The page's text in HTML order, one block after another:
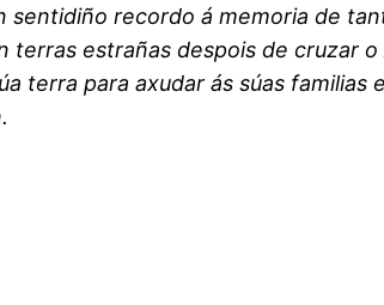
sentidiño recordo á memoria de
terras estrañas despois de
terra para axudar ás súas